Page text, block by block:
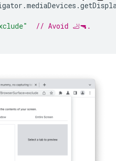
.mediaDevices .
// Avoid 🦶🔫.